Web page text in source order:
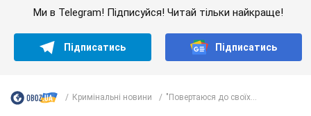
Ми в Telegram! Підписуйся! Читай тільки найкраще!
Підписатись Підписатись
Кримінальні новини "Повертаюся до своїх...